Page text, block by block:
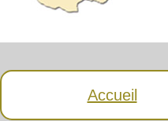
Accueil